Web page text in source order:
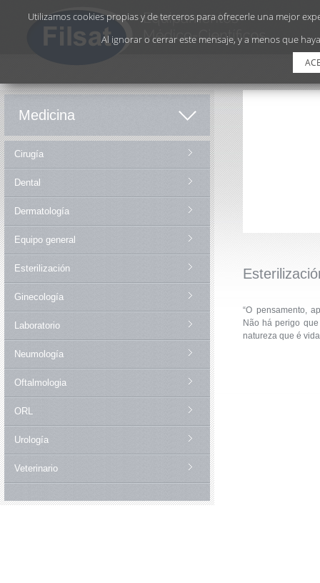
Medicina
Cirugía
Dental
Dermatología
Equipo general
Esterilización
Ginecología
Laboratorio
Neumología
Oftalmologia
ORL
Urología
Veterinario
“O pensamento,
Não há perigo
natureza que é
Utilizamos cookies propias y de terceros para ofrecerle una mejor
Al ignorar o cerrar este mensaje, y a menos que